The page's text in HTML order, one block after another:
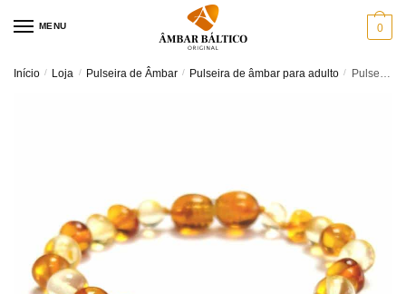
MENU 0
Início / Loja / Pulseira de Âmbar / Pulseira de âmbar para adulto / Pulseira de âmbar adulto barroco cognac e limão polido – 19 cm